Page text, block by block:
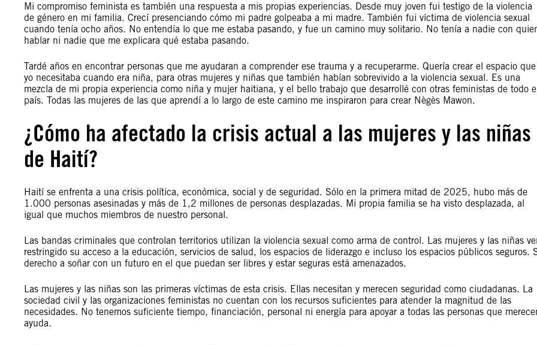
Mi compromiso feminista es también una respuesta a mis propias experiencias. Desde muy joven fui testigo de la violencia
de género en mi familia. Crecí presenciando cómo mi padre golpeaba a mi madre. También fui víctima de violencia sexual
cuando tenía ocho años. No entendía lo que me estaba pasando, y fue un camino muy solitario. No tenía a nadie con
hablar ni nadie que me explicara qué estaba pasando.
Tardé años en encontrar personas que me ayudaran a comprender ese trauma y a recuperarme. Quería crear el espacio que
yo necesitaba cuando era niña, para otras mujeres y niñas que también habían sobrevivido a la violencia sexual. Es una
mezcla de mi propia experiencia como niña y mujer haitiana, y el bello trabajo que desarrollé con otras feministas de todo
país. Todas las mujeres de las que aprendí a lo largo de este camino me inspiraron para crear Nègès Mawon.
¿Cómo ha afectado la crisis actual a las mujeres y las niñas
de Haití?
Haití se enfrenta a una crisis política, económica, social y de seguridad. Sólo en la primera mitad de 2025, hubo más de
1.000 personas asesinadas y más de 1,2 millones de personas desplazadas. Mi propia familia se ha visto desplazada, al
igual que muchos miembros de nuestro personal.
Las bandas criminales que controlan territorios utilizan la violencia sexual como arma de control. Las mujeres y las niñas
restringido su acceso a la educación, servicios de salud, los espacios de liderazgo e incluso los espacios públicos seguros.
derecho a soñar con un futuro en el que puedan ser libres y estar seguras está amenazados.
Las mujeres y las niñas son las primeras víctimas de esta crisis. Ellas necesitan y merecen seguridad como ciudadanas. La
sociedad civil y las organizaciones feministas no cuentan con los recursos suficientes para atender la magnitud de las
necesidades. No tenemos suficiente tiempo, financiación, personal ni energía para apoyar a todas las personas que
ayuda.